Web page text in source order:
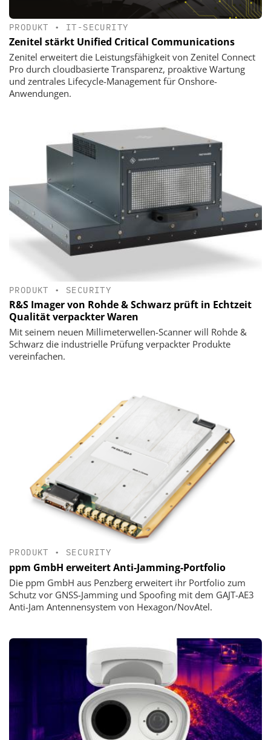
PRODUKT • IT-SECURITY
Zenitel stärkt Unified Critical Communications
Zenitel erweitert die Leistungsfähigkeit von Zenitel Connect
Pro durch cloudbasierte Transparenz, proaktive Wartung
und zentrales Lifecycle-Management für Onshore-
Anwendungen.
PRODUKT • SECURITY
R&S Imager von Rohde & Schwarz prüft in Echtzeit
Qualität verpackter Waren
Mit seinem neuen Millimeterwellen-Scanner will Rohde &
Schwarz die industrielle Prüfung verpackter Produkte
vereinfachen.
PRODUKT • SECURITY
ppm GmbH erweitert Anti-Jamming-Portfolio
Die ppm GmbH aus Penzberg erweitert ihr Portfolio zum
Schutz vor GNSS-Jamming und Spoofing mit dem GAJT-AE3
Anti-Jam Antennensystem von Hexagon/NovAtel.